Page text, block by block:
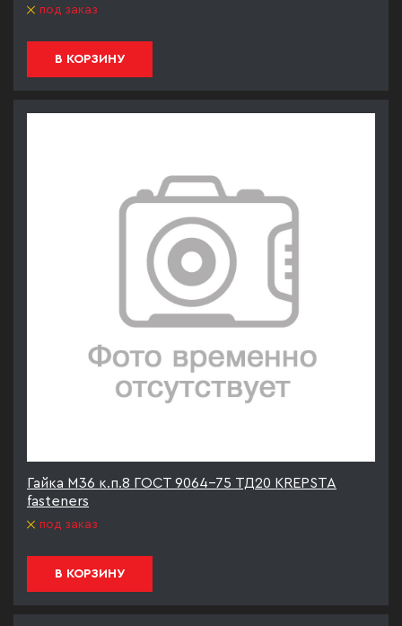
под заказ
В КОРЗИНУ
Гайка М36 к.п.8 ГОСТ 9064-75 ТД20 KREPSTA
fasteners
под заказ
В КОРЗИНУ